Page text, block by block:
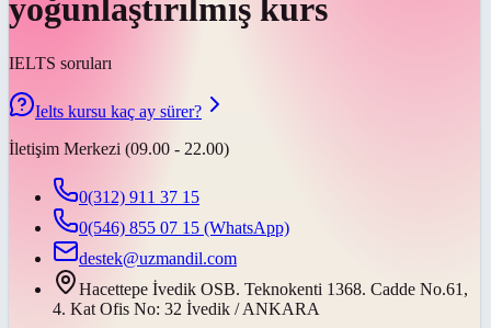
yoğunlaştırılmış kurs
IELTS soruları
Ielts kursu kaç ay sürer?
İletişim Merkezi (09.00 - 22.00)
0(312) 911 37 15
0(546) 855 07 15 (WhatsApp)
destek@uzmandil.com
Hacettepe İvedik OSB. Teknokenti 1368. Cadde No.61,
4. Kat Ofis No: 32 İvedik / ANKARA